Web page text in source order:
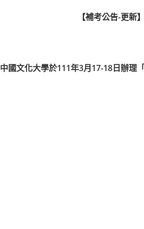
【補考公告-更新
中國文化大學於111年3月17-18日辦理